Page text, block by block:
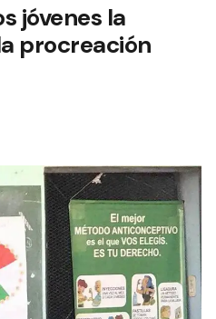
jóvenes la
procreación